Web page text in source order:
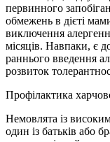
первинного
обмежень в дієті
виключення
місяців. Навпаки, є
раннього введення
розвиток
Профілактика
Немовлята із
один із батьків або